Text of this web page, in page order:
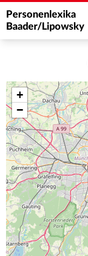
Personenlexika
Baader/Lipowsky
+
−